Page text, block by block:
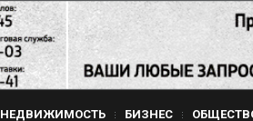
НЕДВИЖИМОСТЬ БИЗНЕС